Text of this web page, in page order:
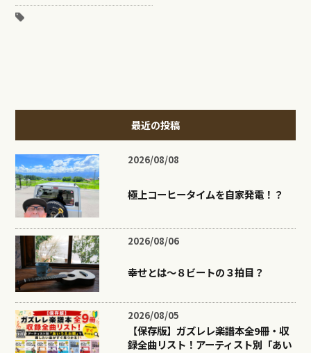
最近の投稿
2026/08/08
極上コーヒータイムを自家発電！？
2026/08/06
幸せとは〜８ビートの３拍目？
2026/08/05
【保存版】ガズレレ楽譜本全9冊・収
録全曲リスト！アーティスト別「あい